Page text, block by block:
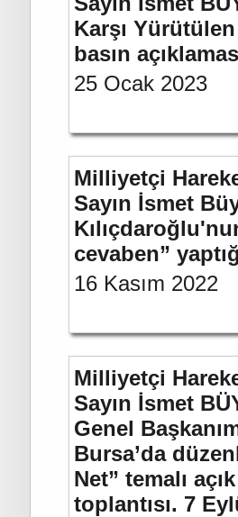
Karşı Yürütülen
basın
25 Ocak 2023
Milliyetçi
Sayın İsmet
cevaben”
16 Kasım 2022
Milliyetçi
Sayın İsmet
Genel
Bursa’da
Net” temalı
toplantısı. 7